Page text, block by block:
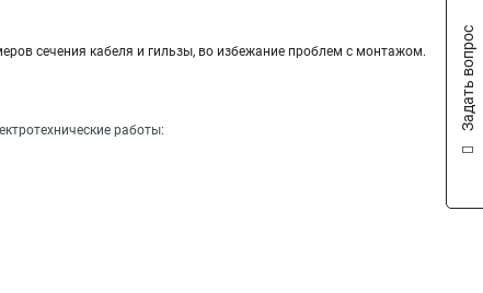
сечения кабеля и гильзы, во избежание проблем с монтажом.
работы:
Задать вопрос